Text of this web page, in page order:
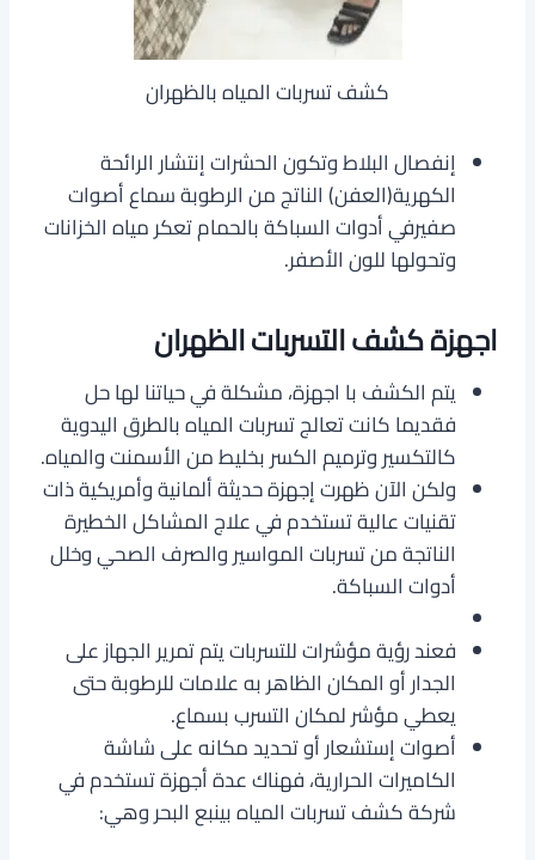
كشف تسربات المياه بالظهران
إنفصال البلاط وتكون الحشرات إنتشار الرائحة
الكهرية(العفن) الناتج من الرطوبة سماع أصوات
صفيرفي أدوات السباكة بالحمام تعكر مياه الخزانات
وتحولها للون الأصفر.
اجهزة كشف التسربات الظهران
يتم الكشف با اجهزة، مشكلة في حياتنا لها حل
فقديما كانت تعالج تسربات المياه بالطرق اليدوية
كالتكسير وترميم الكسر بخليط من الأسمنت والمياه.
ولكن الآن ظهرت إجهزة حديثة ألمانية وأمريكية ذات
تقنيات عالية تستخدم في علاج المشاكل الخطيرة
الناتجة من تسربات المواسير والصرف الصحي وخلل
أدوات السباكة.
فعند رؤية مؤشرات للتسربات يتم تمرير الجهاز على
الجدار أو المكان الظاهر به علامات للرطوبة حتى
يعطي مؤشر لمكان التسرب بسماع.
أصوات إستشعار أو تحديد مكانه على شاشة
الكاميرات الحرارية، فهناك عدة أجهزة تستخدم في
شركة كشف تسربات المياه بينبع البحر وهي: